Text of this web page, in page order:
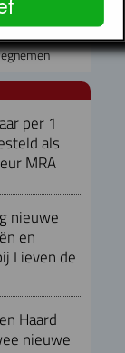
per 1
als
MRA
nieuwe
en
Lieven de
Haard
nieuwe